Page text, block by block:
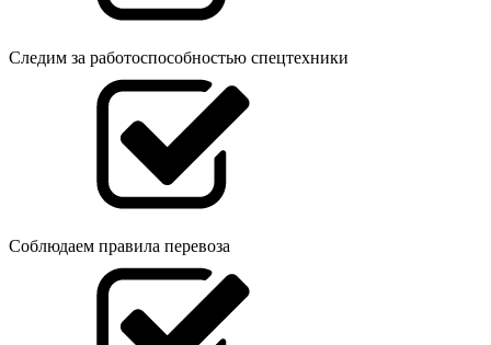
Следим за работоспособностью спецтехники
Соблюдаем правила перевоза